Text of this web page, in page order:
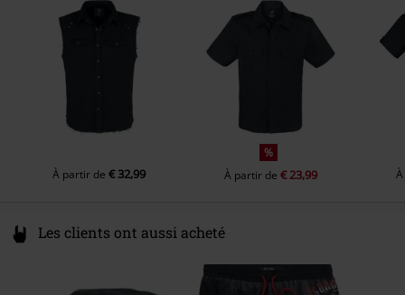
info@brandit-wear.com
À partir de€ 32,99
%
À partir de€ 23,99
Les clients ont aussi acheté